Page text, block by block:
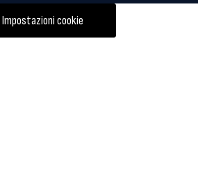
Impostazioni cookie